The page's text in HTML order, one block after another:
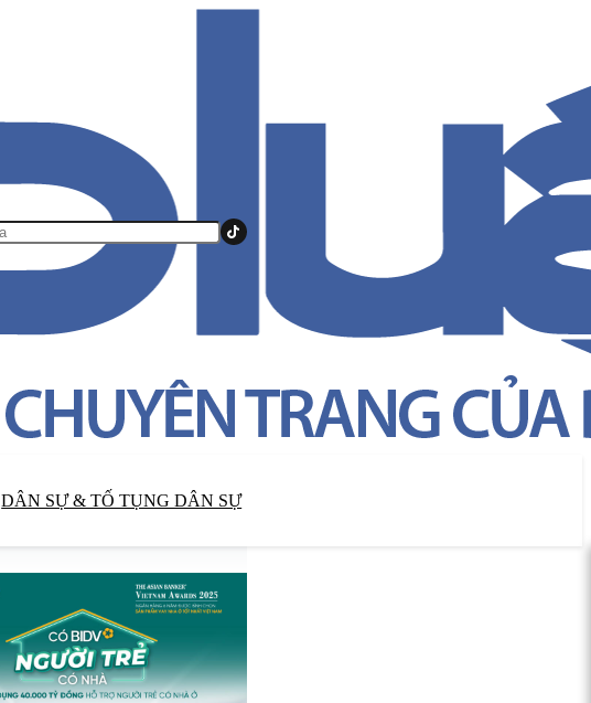
DÂN SỰ & TỐ TỤNG DÂN SỰ